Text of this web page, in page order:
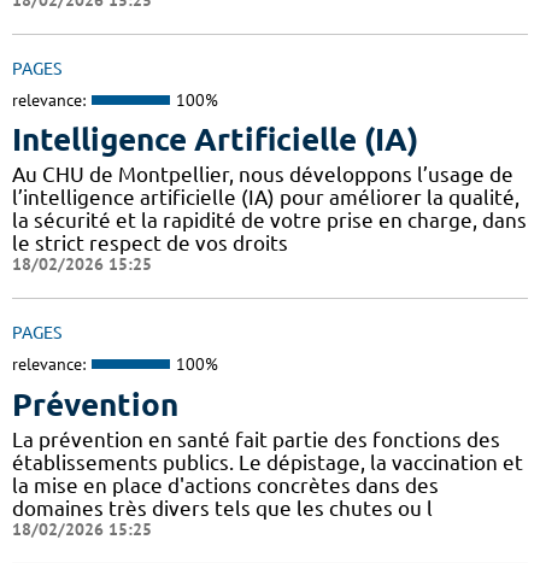
PAGES
relevance: 100%
Intelligence Artificielle (IA)
Au CHU de Montpellier, nous développons l’usage de
l’intelligence artificielle (IA) pour améliorer la qualité,
la sécurité et la rapidité de votre prise en charge, dans
le strict respect de vos droits
18/02/2026 15:25
PAGES
relevance: 100%
Prévention
La prévention en santé fait partie des fonctions des
établissements publics. Le dépistage, la vaccination et
la mise en place d'actions concrètes dans des
domaines très divers tels que les chutes ou l
18/02/2026 15:25